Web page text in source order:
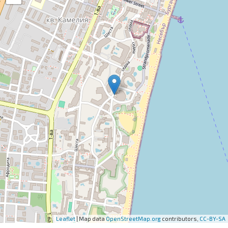
Leaflet| Map dataOpenStreetMap.org contributors, CC-BY-SA